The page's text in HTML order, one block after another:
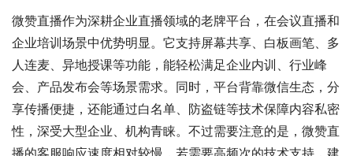
微赞直播作为深耕企业直播领域的老牌平台，在会议直播和
企业培训场景中优势明显。它支持屏幕共享、白板画笔、多
人连麦、异地授课等功能，能轻松满足企业内训、行业峰
会、产品发布会等场景需求。同时，平台背靠微信生态，分
享传播便捷，还能通过白名单、防盗链等技术保障内容私密
性，深受大型企业、机构青睐。不过需要注意的是，微赞直